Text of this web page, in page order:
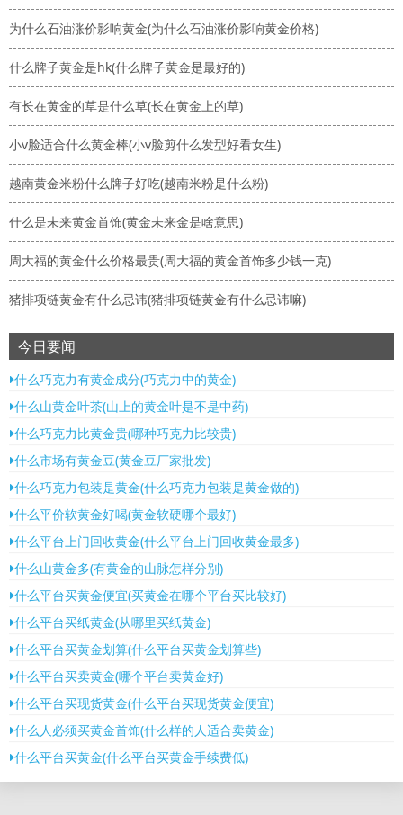
为什么石油涨价影响黄金(为什么石油涨价影响黄金价格)
什么牌子黄金是hk(什么牌子黄金是最好的)
有长在黄金的草是什么草(长在黄金上的草)
小v脸适合什么黄金棒(小v脸剪什么发型好看女生)
越南黄金米粉什么牌子好吃(越南米粉是什么粉)
什么是未来黄金首饰(黄金未来金是啥意思)
周大福的黄金什么价格最贵(周大福的黄金首饰多少钱一克)
猪排项链黄金有什么忌讳(猪排项链黄金有什么忌讳嘛)
今日要闻
什么巧克力有黄金成分(巧克力中的黄金)
什么山黄金叶茶(山上的黄金叶是不是中药)
什么巧克力比黄金贵(哪种巧克力比较贵)
什么市场有黄金豆(黄金豆厂家批发)
什么巧克力包装是黄金(什么巧克力包装是黄金做的)
什么平价软黄金好喝(黄金软硬哪个最好)
什么平台上门回收黄金(什么平台上门回收黄金最多)
什么山黄金多(有黄金的山脉怎样分别)
什么平台买黄金便宜(买黄金在哪个平台买比较好)
什么平台买纸黄金(从哪里买纸黄金)
什么平台买黄金划算(什么平台买黄金划算些)
什么平台买卖黄金(哪个平台卖黄金好)
什么平台买现货黄金(什么平台买现货黄金便宜)
什么人必须买黄金首饰(什么样的人适合卖黄金)
什么平台买黄金(什么平台买黄金手续费低)